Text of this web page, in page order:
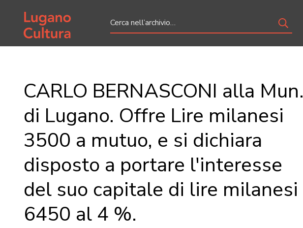
Home page
CARLO BERNASCONI alla Mun.
di Lugano. Offre Lire milanesi
3500 a mutuo, e si dichiara
disposto a portare l'interesse
del suo capitale di lire milanesi
6450 al 4 %.